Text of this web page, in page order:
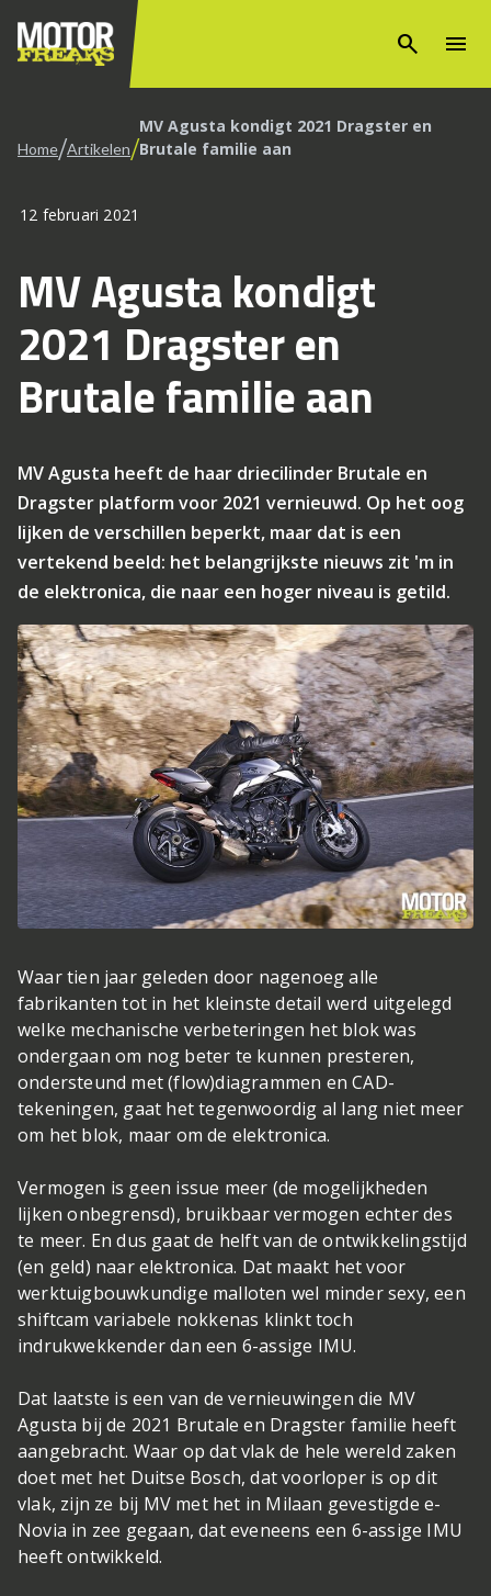
search menu
Home/Artikelen/MV Agusta kondigt 2021 Dragster en
Brutale familie aan
12 februari 2021
MV Agusta kondigt
2021 Dragster en
Brutale familie aan
MV Agusta heeft de haar driecilinder Brutale en
Dragster platform voor 2021 vernieuwd. Op het oog
lijken de verschillen beperkt, maar dat is een
vertekend beeld: het belangrijkste nieuws zit 'm in
de elektronica, die naar een hoger niveau is getild.
Waar tien jaar geleden door nagenoeg alle
fabrikanten tot in het kleinste detail werd uitgelegd
welke mechanische verbeteringen het blok was
ondergaan om nog beter te kunnen presteren,
ondersteund met (flow)diagrammen en CAD-
tekeningen, gaat het tegenwoordig al lang niet meer
om het blok, maar om de elektronica.
Vermogen is geen issue meer (de mogelijkheden
lijken onbegrensd), bruikbaar vermogen echter des
te meer. En dus gaat de helft van de ontwikkelingstijd
(en geld) naar elektronica. Dat maakt het voor
werktuigbouwkundige malloten wel minder sexy, een
shiftcam variabele nokkenas klinkt toch
indrukwekkender dan een 6-assige IMU.
Dat laatste is een van de vernieuwingen die MV
Agusta bij de 2021 Brutale en Dragster familie heeft
aangebracht. Waar op dat vlak de hele wereld zaken
doet met het Duitse Bosch, dat voorloper is op dit
vlak, zijn ze bij MV met het in Milaan gevestigde e-
Novia in zee gegaan, dat eveneens een 6-assige IMU
heeft ontwikkeld.